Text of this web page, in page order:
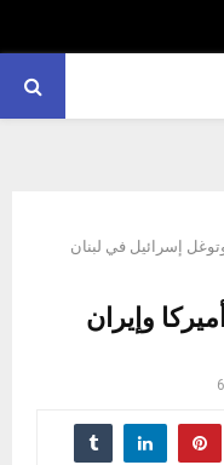
إسرائيل في لبنان
وإيران